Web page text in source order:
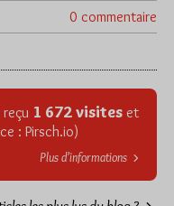
0 commentaire
reçu 1 672 visites et
: Pirsch.io)
Plus d’informations